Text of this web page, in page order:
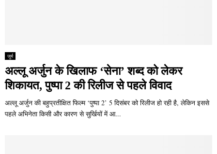
जुर्म
अल्लू अर्जुन के खिलाफ ‘सेना’ शब्द को लेकर
शिकायत, पुष्पा 2 की रिलीज से पहले विवाद
अल्लू अर्जुन की बहुप्रतीक्षित फिल्म ‘पुष्पा 2’ 5 दिसंबर को रिलीज हो रही है, लेकिन इससे
पहले अभिनेता किसी और कारण से सुर्खियों में आ...